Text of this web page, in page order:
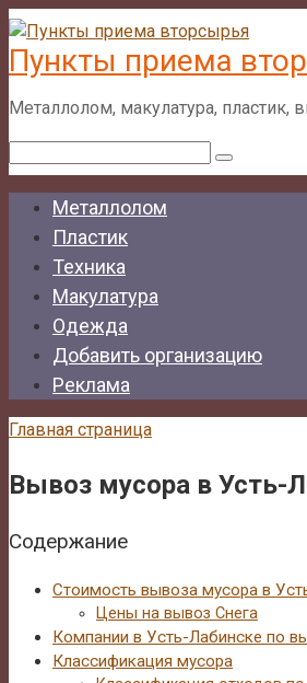
Перейти
к
контенту
Пункты приема
Металлолом, макулатура, пластик,
Металлолом
Пластик
Техника
Макулатура
Одежда
Добавить организацию
Реклама
Главная страница
Вывоз мусора в Усть-
Содержание
Стоимость вывоза мусора в
Цены на вывоз Снега
Компании в Усть-Лабинске по
Классификация мусора